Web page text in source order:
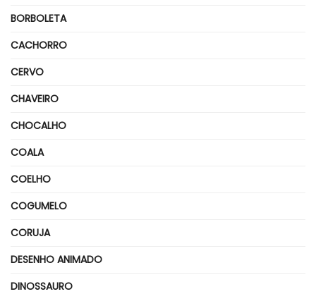
BORBOLETA
CACHORRO
CERVO
CHAVEIRO
CHOCALHO
COALA
COELHO
COGUMELO
CORUJA
DESENHO ANIMADO
DINOSSAURO